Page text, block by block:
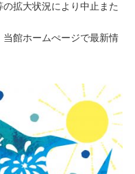
拡大状況により中止また
館ホームぺージで最新情